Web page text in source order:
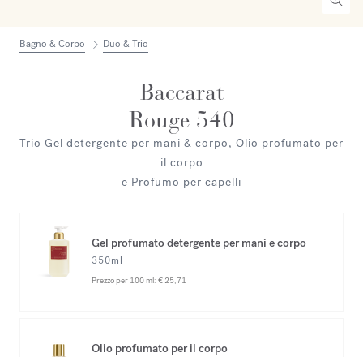
Bagno & Corpo Duo & Trio
Baccarat
Rouge 540
Trio Gel detergente per mani & corpo, Olio profumato per
il corpo
e Profumo per capelli
Gel profumato detergente per mani e corpo
350ml
Prezzo per 100 ml: € 25,71
Olio profumato per il corpo